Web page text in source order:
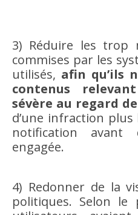
3) Réduire les trop
commises par les
utilisés, afin qu’ils
contenus
sévère au regard
d’une infraction
notification avant
engagée.
4) Redonner de la
politiques. Selon